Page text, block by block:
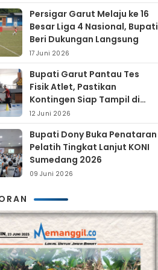
Persigar Garut Melaju ke 16
Besar Liga 4 Nasional, Bupati
Beri Dukungan Langsung
17 Juni 2026
Bupati Garut Pantau Tes
Fisik Atlet, Pastikan
Kontingen Siap Tampil di
Porprov 2026
12 Juni 2026
Bupati Dony Buka Penataran
Pelatih Tingkat Lanjut KONI
Sumedang 2026
09 Juni 2026